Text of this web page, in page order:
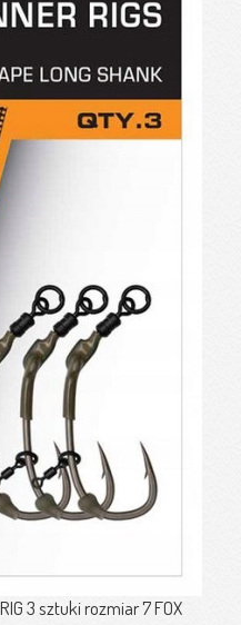
3 sztuki rozmiar 7 FOX